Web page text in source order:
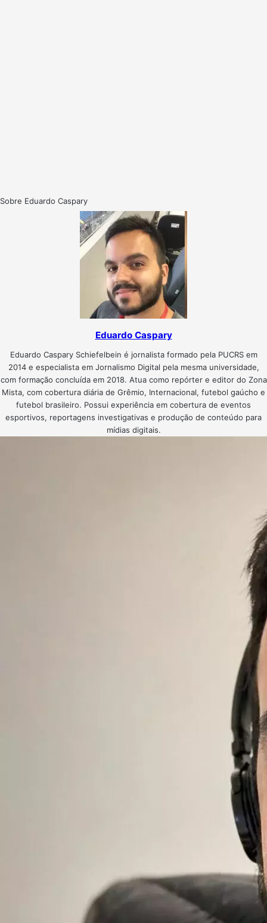
Sobre Eduardo Caspary
Eduardo Caspary
Eduardo Caspary Schiefelbein é jornalista formado pela PUCRS em
2014 e especialista em Jornalismo Digital pela mesma universidade,
com formação concluída em 2018. Atua como repórter e editor do Zona
Mista, com cobertura diária de Grêmio, Internacional, futebol gaúcho e
futebol brasileiro. Possui experiência em cobertura de eventos
esportivos, reportagens investigativas e produção de conteúdo para
mídias digitais.